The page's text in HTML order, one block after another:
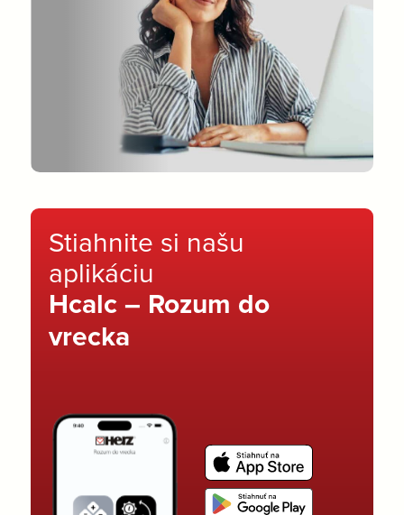
Stiahnite si našu
aplikáciu
Hcalc – Rozum do
vrecka